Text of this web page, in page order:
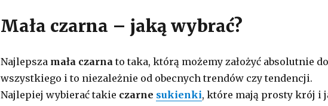
Mała czarna – jaką wybrać?
Najlepszamała czarnato taka, którą możemy założyć absolutnie do
wszystkiego i to niezależnie od obecnych trendów czy tendencji.
Najlepiej wybierać takie czarne sukienki, które mają prosty krój i